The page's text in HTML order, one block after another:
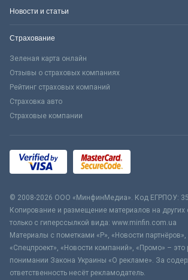
Новости и статьи
Страхование
Зеленая карта онлайн
Отзывы о страховых компаниях
Рейтинг страховых компаний
Страховка авто
Страховые компании
© 2008-2026 ООО «МинфинМедиа». Код ЕГРПОУ:
Копирование и размещение материалов на других
только с гиперссылкой вида: www.minfin.com.ua
Материалы с пометками «Р», «Новости партнёров»,
«Спецпроект», «Новости компаний», «Промо» – это
понимании Закона Украины «О рекламе». За
ответственность несёт рекламодатель.